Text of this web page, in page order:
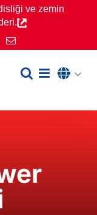
ve zemin
Email